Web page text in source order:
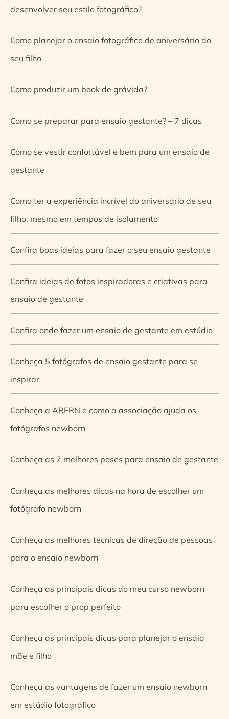
desenvolver seu estilo fotográfico?
Como planejar o ensaio fotográfico de aniversário do
seu filho
Como produzir um book de grávida?
Como se preparar para ensaio gestante? – 7 dicas
Como se vestir confortável e bem para um ensaio de
gestante
Como ter a experiência incrível do aniversário de seu
filho, mesmo em tempos de isolamento
Confira boas ideias para fazer o seu ensaio gestante
Confira ideias de fotos inspiradoras e criativas para
ensaio de gestante
Confira onde fazer um ensaio de gestante em estúdio
Conheça 5 fotógrafos de ensaio gestante para se
inspirar
Conheça a ABFRN e como a associação ajuda os
fotógrafos newborn
Conheça as 7 melhores poses para ensaio de gestante
Conheça as melhores dicas na hora de escolher um
fotógrafo newborn
Conheça as melhores técnicas de direção de pessoas
para o ensaio newborn
Conheça as principais dicas do meu curso newborn
para escolher o prop perfeito
Conheça as principais dicas para planejar o ensaio
mãe e filho
Conheça as vantagens de fazer um ensaio newborn
em estúdio fotográfico